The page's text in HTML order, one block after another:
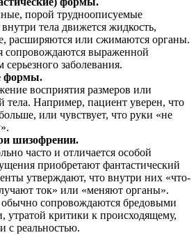
порой трудноописуемые
тела движется жидкость,
расширяются или сжимаются органы.
сопровождаются выраженной
серьезного заболевания.
формы.
восприятия размеров или
тела. Например, пациент уверен, что
или чувствует, что руки «не
шизофрении.
часто и отличается особой
приобретают фантастический
утверждают, что внутри них «что-
ток» или «меняют органы».
сопровождаются бредовыми
утратой критики к происходящему,
с реальностью.